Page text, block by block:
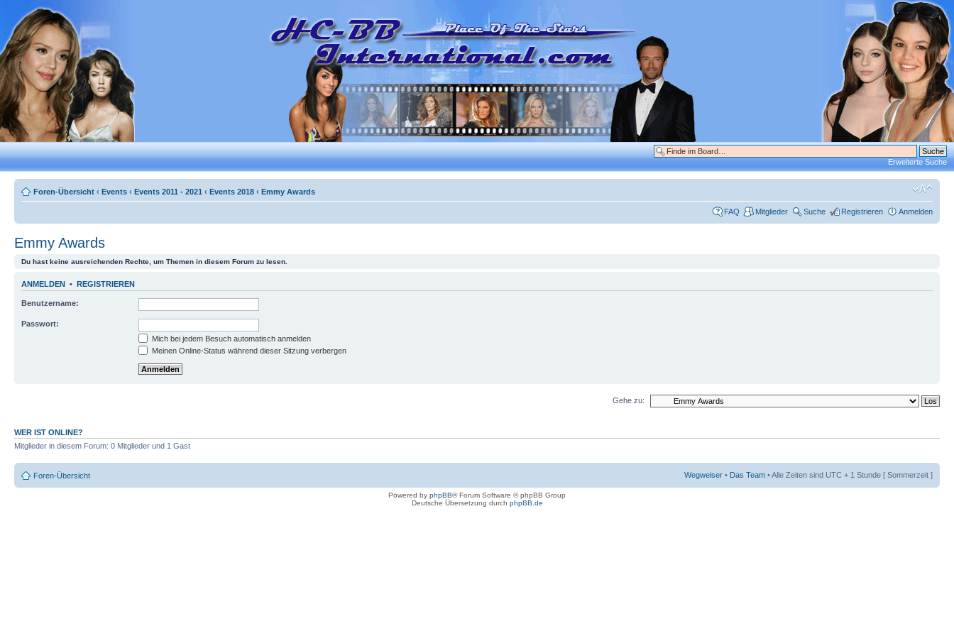
Erweiterte Suche
Foren-Übersicht ‹ Events ‹ Events 2011 - 2021 ‹ Events 2018 ‹ Emmy Awards
FAQ Mitglieder Suche Registrieren Anmelden
Emmy Awards
Du hast keine ausreichenden Rechte, um Themen in diesem Forum zu lesen.
ANMELDEN • REGISTRIEREN
Benutzername:
Passwort:
Mich bei jedem Besuch automatisch anmelden
Meinen Online-Status während dieser Sitzung verbergen
Gehe zu:
WER IST ONLINE?
Mitglieder in diesem Forum: 0 Mitglieder und 1 Gast
Foren-Übersicht Wegweiser • Das Team • Alle Zeiten sind UTC + 1 Stunde [ Sommerzeit ]
Powered by phpBB® Forum Software © phpBB Group
Deutsche Übersetzung durch phpBB.de